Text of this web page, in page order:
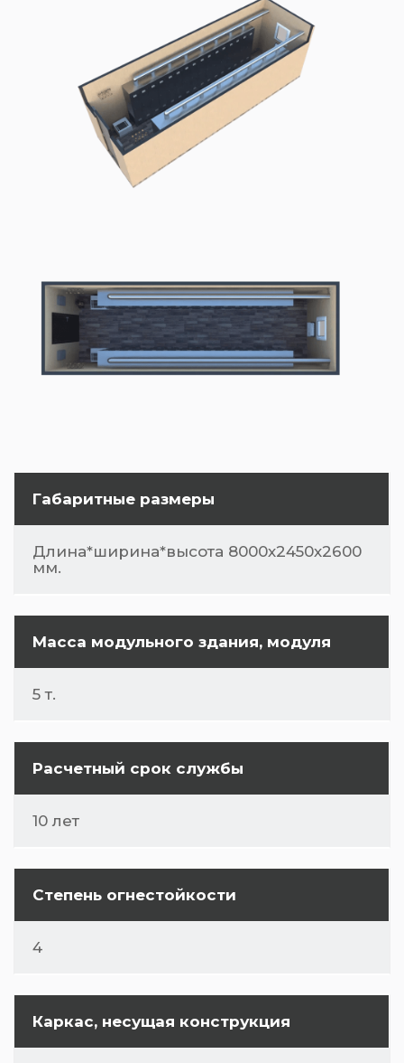
Габаритные размеры
Длина*ширина*высота 8000х2450х2600
мм.
Масса модульного здания, модуля
5 т.
Расчетный срок службы
10 лет
Степень огнестойкости
4
Каркас, несущая конструкция